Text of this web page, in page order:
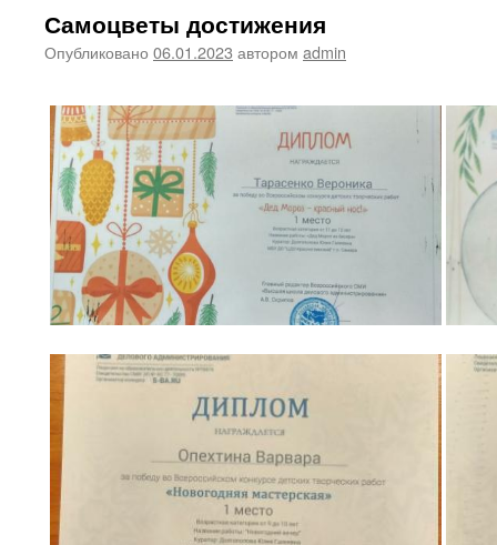
Самоцветы достижения
Опубликовано 06.01.2023 автором admin